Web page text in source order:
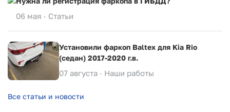
06 мая · Статьи
Установили фаркоп Baltex для Kia Rio
(седан) 2017-2020 г.в.
07 августа · Наши работы
Все статьи и новости